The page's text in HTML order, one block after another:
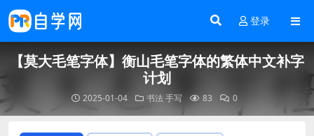
登录
【莫大毛笔字体】衡山毛笔字体的繁体中文补字
计划
2025-01-04 书法 手写 83 0